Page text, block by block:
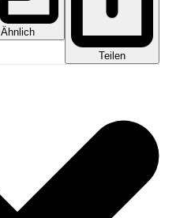
Ähnlich
Teilen